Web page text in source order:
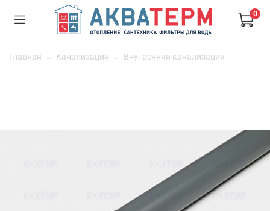
0
Главная Канализация Внутренняя канализация